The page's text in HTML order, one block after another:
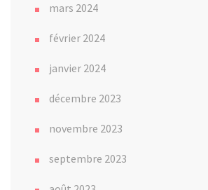
mars 2024
février 2024
janvier 2024
décembre 2023
novembre 2023
septembre 2023